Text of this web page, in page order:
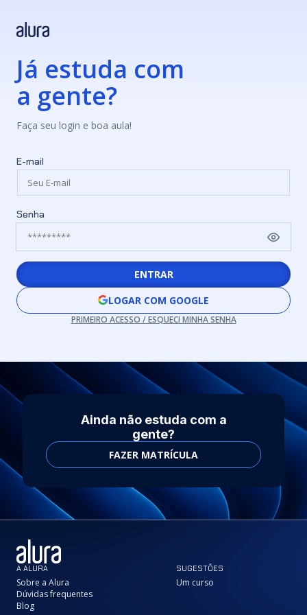
Já estuda com
a gente?
Faça seu login e boa aula!
E-mail
Senha
ENTRAR
LOGAR COM GOOGLE
PRIMEIRO ACESSO / ESQUECI MINHA SENHA
Ainda não estuda com a
gente?
FAZER MATRÍCULA
A ALURA
Sobre a Alura
Dúvidas frequentes
Blog
SUGESTÕES
Um curso